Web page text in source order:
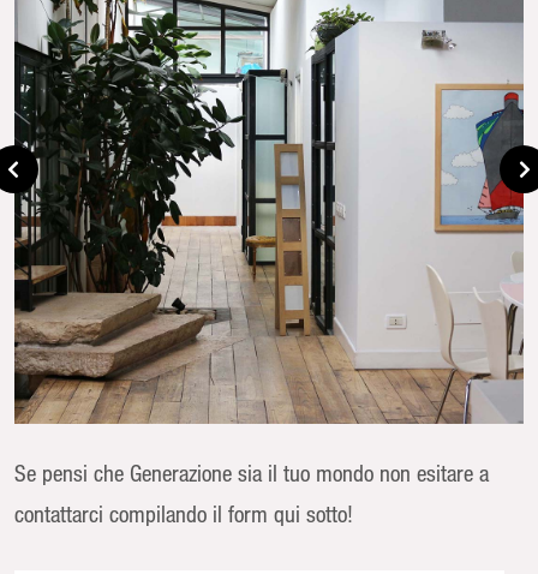
Se pensi che Generazione sia il tuo mondo non esitare a
contattarci compilando il form qui sotto!